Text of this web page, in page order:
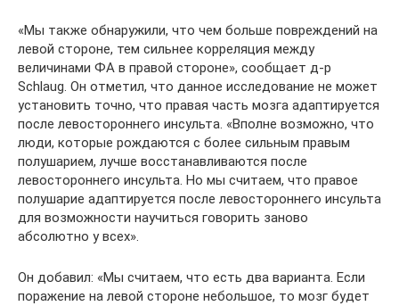
«Мы также обнаружили, что чем больше повреждений на
левой стороне, тем сильнее корреляция между
величинами ФА в правой стороне», сообщает д-р
Schlaug. Он отметил, что данное исследование не может
установить точно, что правая часть мозга адаптируется
после левостороннего инсульта. «Вполне возможно, что
люди, которые рождаются с более сильным правым
полушарием, лучше восстанавливаются после
левостороннего инсульта. Но мы считаем, что правое
полушарие адаптируется после левостороннего инсульта
для возможности научиться говорить заново
абсолютно у всех».
Он добавил: «Мы считаем, что есть два варианта. Если
поражение на левой стороне небольшое, то мозг будет